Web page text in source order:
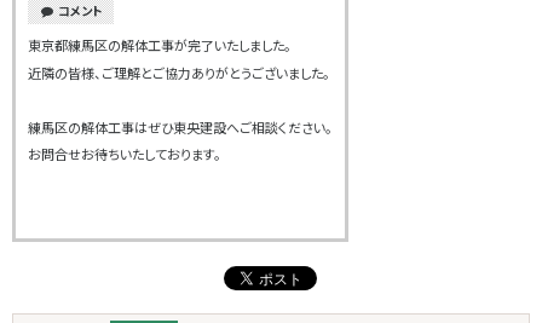
コメント
東京都練馬区の解体工事が完了いたしました。
近隣の皆様、ご理解とご協力ありがとうございました。
練馬区の解体工事はぜひ東央建設へご相談ください。
お問合せお待ちいたしております。